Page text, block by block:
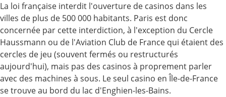
La loi française interdit l'ouverture de casinos dans les
villes de plus de 500 000 habitants. Paris est donc
concernée par cette interdiction, à l'exception du Cercle
Haussmann ou de l'Aviation Club de France qui étaient des
cercles de jeu (souvent fermés ou restructurés
aujourd'hui), mais pas des casinos à proprement parler
avec des machines à sous. Le seul casino en Île-de-France
se trouve au bord du lac d'Enghien-les-Bains.